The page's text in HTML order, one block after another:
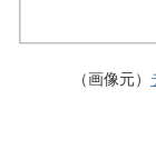
（画像元）